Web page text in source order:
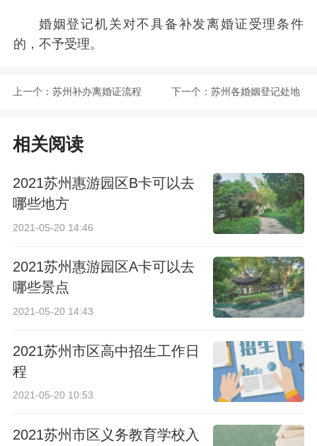
婚姻登记机关对不具备补发离婚证受理条件
的，不予受理。
上一个： 苏州补办离婚证流程 下一个： 苏州各婚姻登记处地
相关阅读
2021苏州惠游园区B卡可以去
哪些地方
2021-05-20 14:46
2021苏州惠游园区A卡可以去
哪些景点
2021-05-20 14:43
2021苏州市区高中招生工作日
程
2021-05-20 10:53
2021苏州市区义务教育学校入